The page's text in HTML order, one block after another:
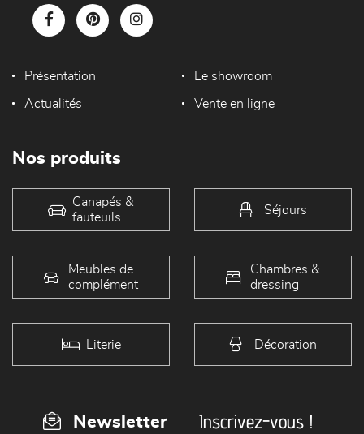
Présentation Le showroom
Actualités Vente en ligne
Nos produits
Canapés &
fauteuils
Séjours
Meubles de
complément
Chambres &
dressing
Literie Décoration
Newsletter Inscrivez-vous !